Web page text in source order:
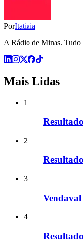
PorItatiaia
A Rádio de Minas. Tudo
Mais Lidas
1
2
3
4